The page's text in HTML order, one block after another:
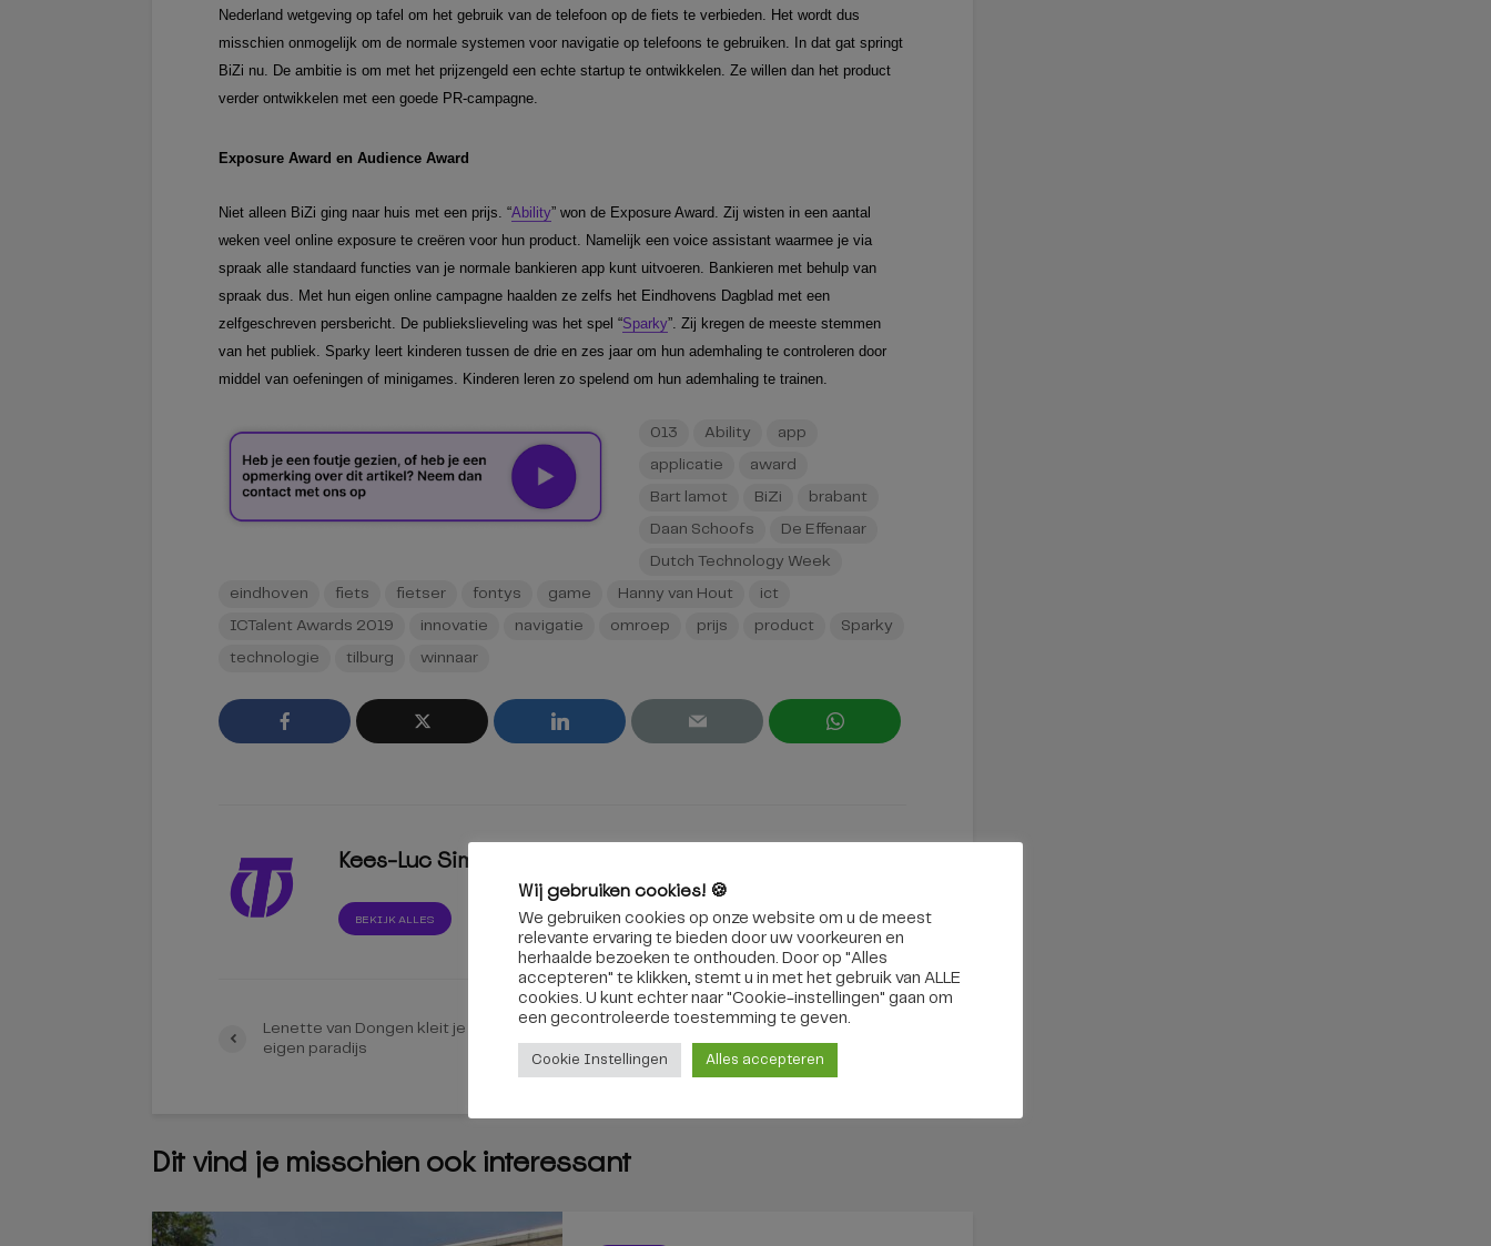
Nederland wetgeving op tafel om het gebruik van de telefoon op de fiets te verbieden. Het wordt dus
misschien onmogelijk om de normale systemen voor navigatie op telefoons te gebruiken. In dat gat springt
BiZi nu. De ambitie is om met het prijzengeld een echte startup te ontwikkelen. Ze willen dan het product
verder ontwikkelen met een goede PR-campagne.
Exposure Award en Audience Award
Niet alleen BiZi ging naar huis met een prijs. “Ability” won de Exposure Award. Zij wisten in een aantal
weken veel online exposure te creëren voor hun product. Namelijk een voice assistant waarmee je via
spraak alle standaard functies van je normale bankieren app kunt uitvoeren. Bankieren met behulp van
spraak dus. Met hun eigen online campagne haalden ze zelfs het Eindhovens Dagblad met een
zelfgeschreven persbericht. De publiekslieveling was het spel “Sparky”. Zij kregen de meeste stemmen
van het publiek. Sparky leert kinderen tussen de drie en zes jaar om hun ademhaling te controleren door
middel van oefeningen of minigames. Kinderen leren zo spelend om hun ademhaling te trainen.
013 Ability app
applicatie award
Bart lamot BiZi brabant
Daan Schoofs De Effenaar
Dutch Technology Week
eindhoven fiets fietser fontys game Hanny van Hout ict
ICTalent Awards 2019 innovatie navigatie omroep prijs product Sparky
technologie tilburg winnaar
Kees-Luc Simons
BEKIJK ALLES
Lenette van Dongen kleit je
eigen paradijs
La Faux Populaire – Cirque
Dit vind je misschien ook interessant
Wij gebruiken cookies! 🍪
We gebruiken cookies op onze website om u de meest
relevante ervaring te bieden door uw voorkeuren en
herhaalde bezoeken te onthouden. Door op "Alles
accepteren" te klikken, stemt u in met het gebruik van ALLE
cookies. U kunt echter naar "Cookie-instellingen" gaan om
een ​​gecontroleerde toestemming te geven.
Cookie Instellingen Alles accepteren